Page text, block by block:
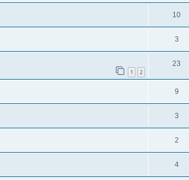
10
3
1 2
23
9
3
2
4